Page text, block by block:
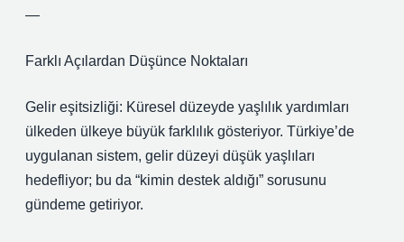
—
Farklı Açılardan Düşünce Noktaları
Gelir eşitsizliği: Küresel düzeyde yaşlılık yardımları
ülkeden ülkeye büyük farklılık gösteriyor. Türkiye’de
uygulanan sistem, gelir düzeyi düşük yaşlıları
hedefliyor; bu da “kimin destek aldığı” sorusunu
gündeme getiriyor.